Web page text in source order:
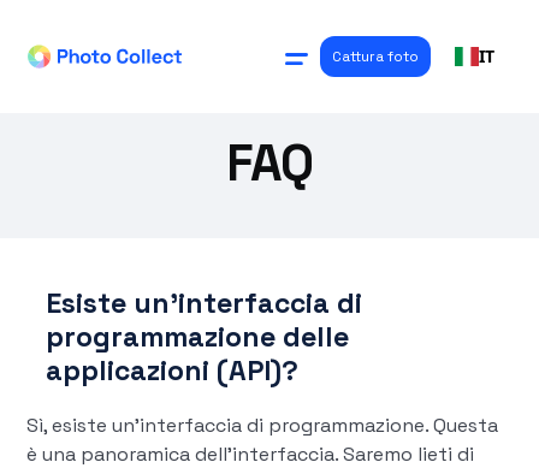
Cattura foto IT
FAQ
Esiste un'interfaccia di
programmazione delle
applicazioni (API)?
Sì, esiste un'interfaccia di programmazione. Questa
è una panoramica dell'interfaccia. Saremo lieti di